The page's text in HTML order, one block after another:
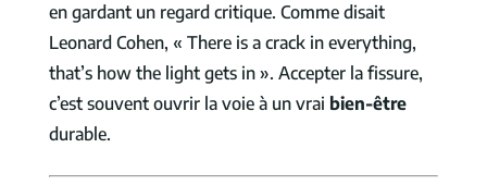
en gardant un regard critique. Comme disait
Leonard Cohen, « There is a crack in everything,
that’s how the light gets in ». Accepter la fissure,
c’est souvent ouvrir la voie à un vrai bien-être
durable.